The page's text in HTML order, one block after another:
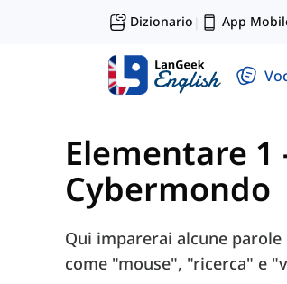
Dizionario | App
Elementare 1
Cybermondo
Qui imparerai alcune
come "mouse", "ricerca" e